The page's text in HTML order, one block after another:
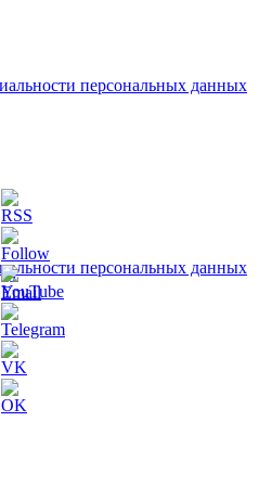
персональных данных
персональных данных